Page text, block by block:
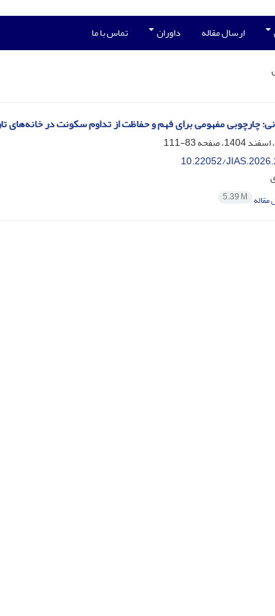
ارسال مقاله داوران تماس با ما
چارچوبی مفهومی برای فهم و حفاظت از تداوم سکونت در خانه‌های
83-111
10.22052/
5.39 M